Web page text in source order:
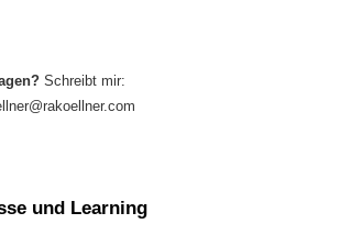
Schreibt mir:
und Learning